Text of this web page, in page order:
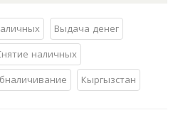
Выдача денег
наличных
Кыргызстан